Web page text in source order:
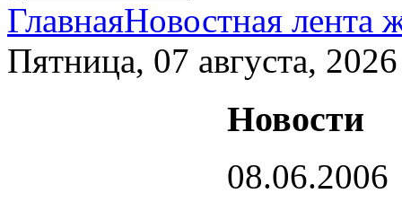
ГлавнаяНовостная лента
Пятница, 07 августа, 2026
Новости
08.06.2006